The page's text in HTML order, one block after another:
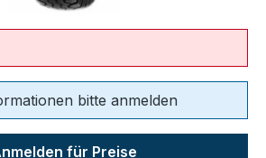
bitte anmelden
für Preise